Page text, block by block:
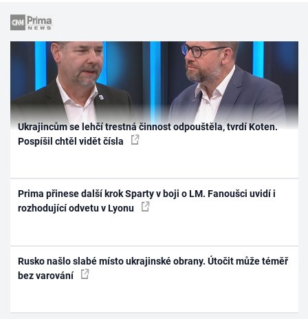
Ukrajincům se lehčí trestná činnost odpouštěla, tvrdí Koten.
Pospíšil chtěl vidět čísla
Prima přinese další krok Sparty v boji o LM. Fanoušci uvidí i
rozhodující odvetu v Lyonu
Rusko našlo slabé místo ukrajinské obrany. Útočit může téměř
bez varování